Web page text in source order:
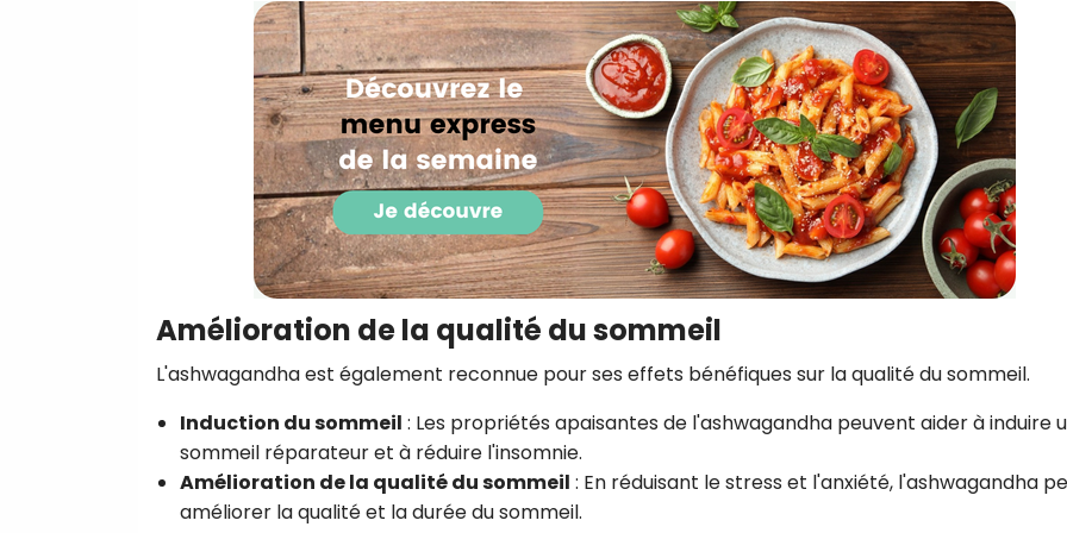
Amélioration de la qualité du sommeil
L'ashwagandha est également reconnue pour ses effets bénéfiques sur la qualité du sommeil.
Induction du sommeil : Les propriétés apaisantes de l'ashwagandha peuvent aider à induire
sommeil réparateur et à réduire l'insomnie.
Amélioration de la qualité du sommeil : En réduisant le stress et l'anxiété, l'ashwagandha
améliorer la qualité et la durée du sommeil.